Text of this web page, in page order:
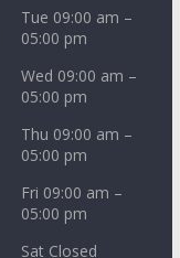
Tue 09:00 am –
05:00 pm
Wed 09:00 am –
05:00 pm
Thu 09:00 am –
05:00 pm
Fri 09:00 am –
05:00 pm
Sat Closed